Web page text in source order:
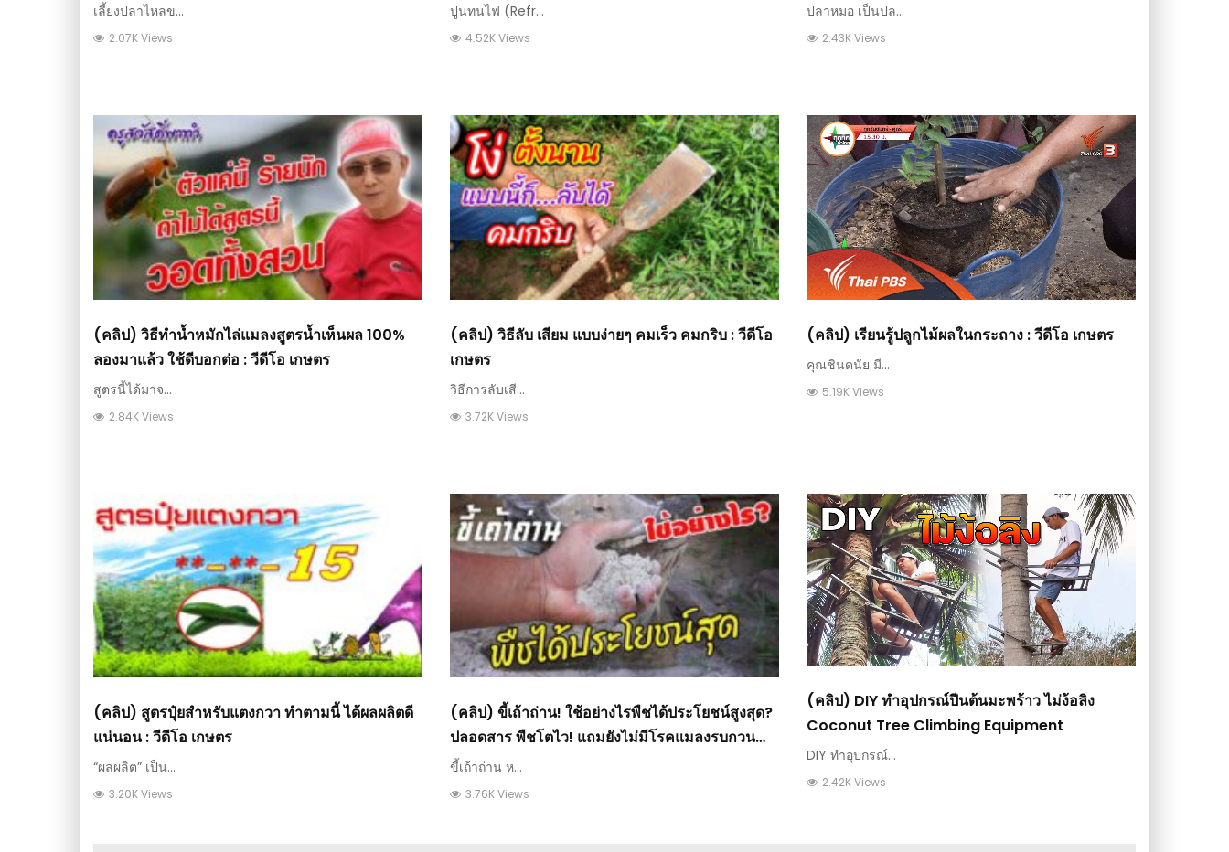
เลี้ยงปลาไหลข...
2.07K Views
ปูนทนไฟ (Refr...
4.52K Views
ปลาหมอ เป็นปล...
2.43K Views
(คลิป) วิธีทำน้ำหมักไล่แมลงสูตรน้ำเห็นผล 100%
ลองมาแล้ว ใช้ดีบอกต่อ : วีดีโอ เกษตร
สูตรนี้ได้มาจ...
2.84K Views
(คลิป) วิธีลับ เสียม แบบง่ายๆ คมเร็ว คมกริบ : วีดีโอ
เกษตร
วิธีการลับเสี...
3.72K Views
(คลิป) เรียนรู้ปลูกไม้ผลในกระถาง : วีดีโอ เกษตร
คุณชินดนัย มี...
5.19K Views
(คลิป) สูตรปุ๋ยสำหรับแตงกวา ทำตามนี้ ได้ผลผลิตดี
แน่นอน : วีดีโอ เกษตร
“ผลผลิต” เป็น...
3.20K Views
(คลิป) ขี้เถ้าถ่าน! ใช้อย่างไรพืชได้ประโยชน์สูงสุด?
ปลอดสาร พืชโตไว! แถมยังไม่มีโรคแมลงรบกวน
ด้วยนะ : วีดีโอ เกษตร
ขี้เถ้าถ่าน ห...
3.76K Views
(คลิป) DIY ทำอุปกรณ์ปีนต้นมะพร้าว ไม่ง้อลิง
Coconut Tree Climbing Equipment
DIY ทำอุปกรณ์...
2.42K Views